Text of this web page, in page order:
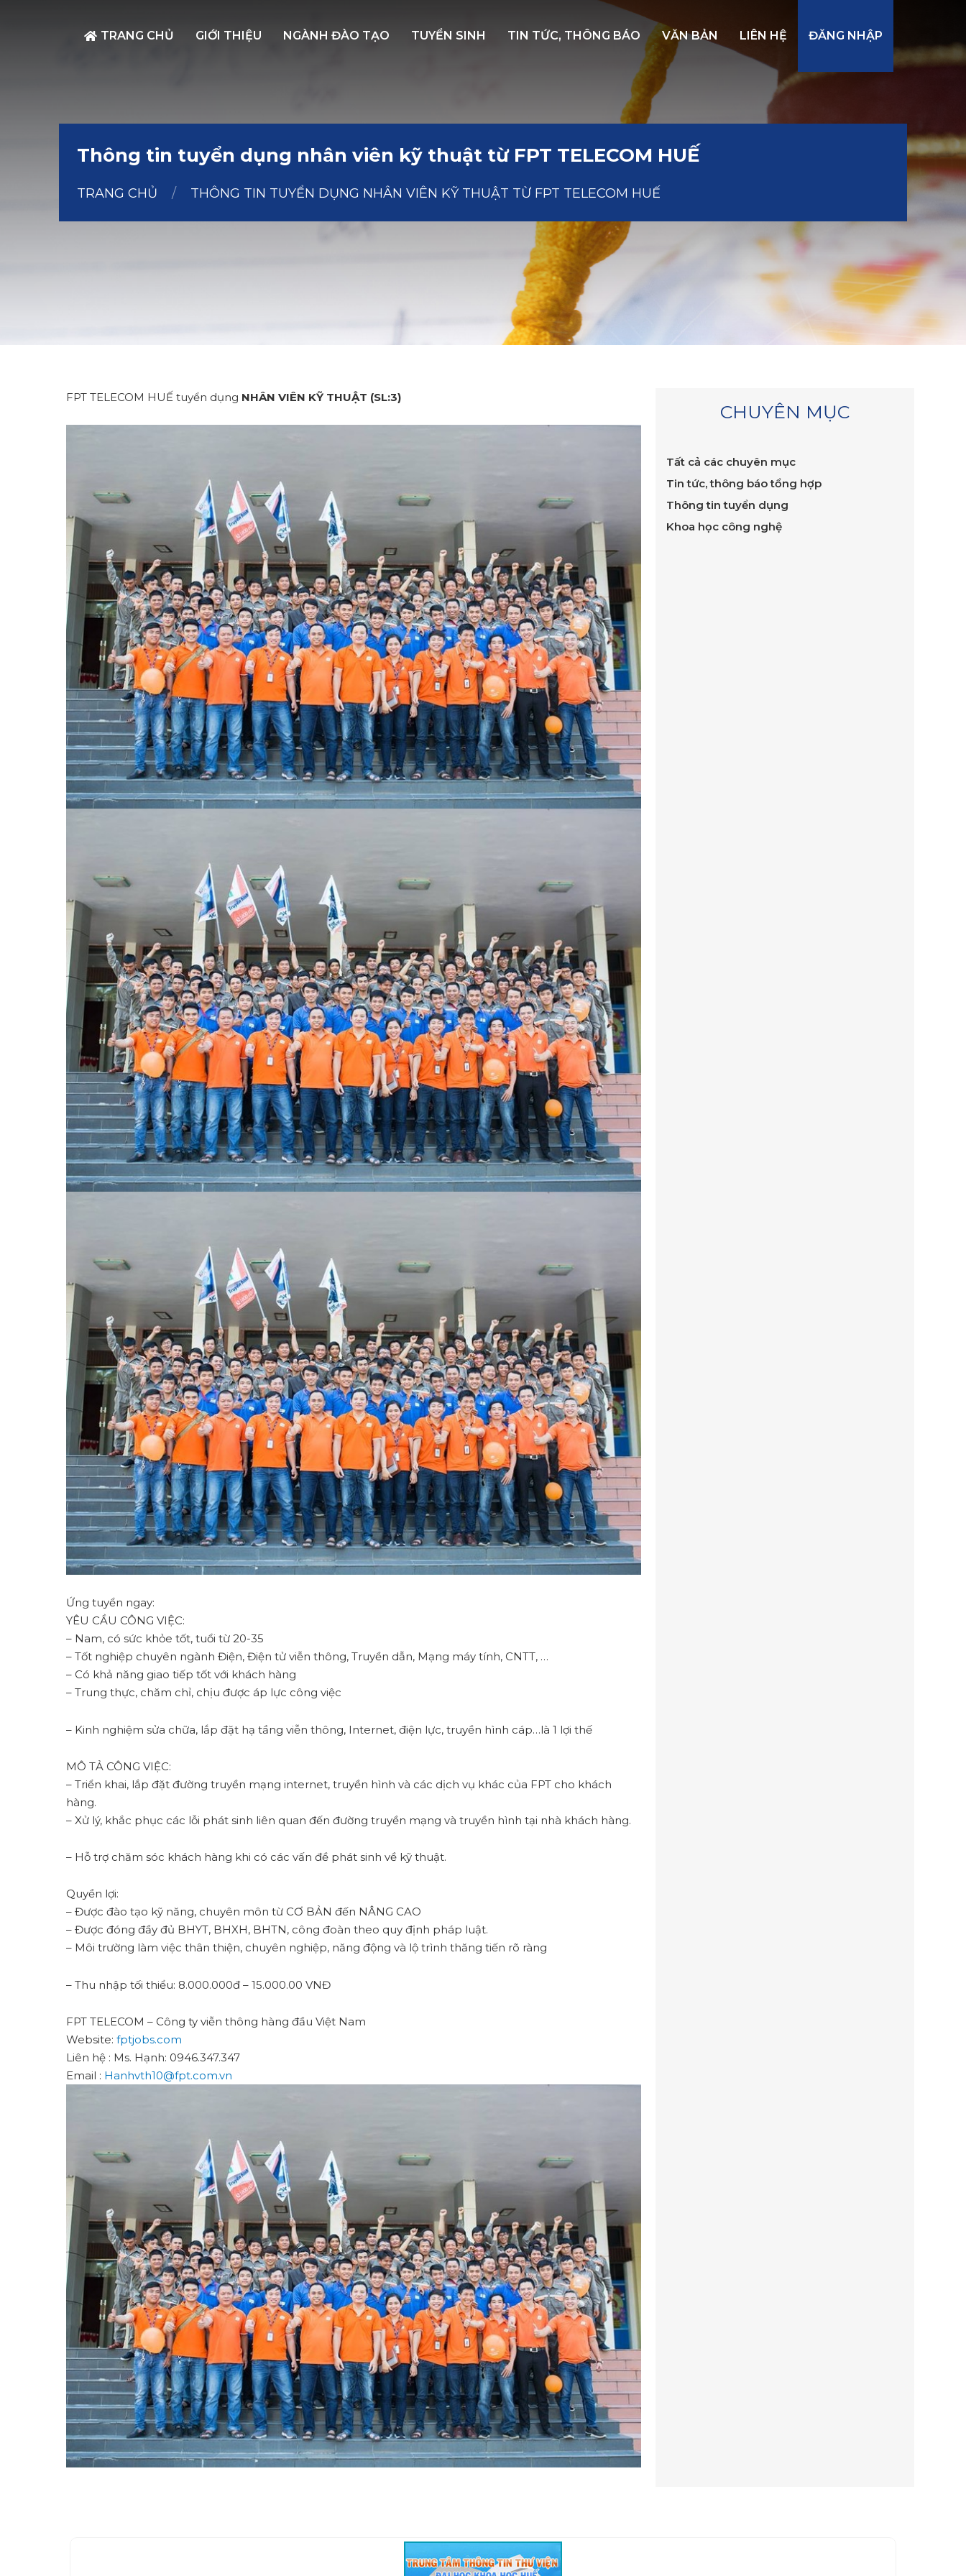
TRANG CHỦ GIỚI THIỆU NGÀNH ĐÀO TẠO TUYỂN SINH TIN TỨC, THÔNG BÁO VĂN BẢN LIÊN HỆ ĐĂNG NHẬP
Thông tin tuyển dụng nhân viên kỹ thuật từ FPT TELECOM HUẾ
TRANG CHỦ / THÔNG TIN TUYỂN DỤNG NHÂN VIÊN KỸ THUẬT TỪ FPT TELECOM HUẾ
FPT TELECOM HUẾ tuyển dụng NHÂN VIÊN KỸ THUẬT (SL:3)
Ứng tuyển ngay:
YÊU CẦU CÔNG VIỆC:
– Nam, có sức khỏe tốt, tuổi từ 20-35
– Tốt nghiệp chuyên ngành Điện, Điện tử viễn thông, Truyền dẫn, Mạng máy tính, CNTT, …
– Có khả năng giao tiếp tốt với khách hàng
– Trung thực, chăm chỉ, chịu được áp lực công việc
– Kinh nghiệm sửa chữa, lắp đặt hạ tầng viễn thông, Internet, điện lực, truyền hình cáp…là 1 lợi thế
MÔ TẢ CÔNG VIỆC:
– Triển khai, lắp đặt đường truyền mạng internet, truyền hình và các dịch vụ khác của FPT cho khách
hàng.
– Xử lý, khắc phục các lỗi phát sinh liên quan đến đường truyền mạng và truyền hình tại nhà khách hàng.
– Hỗ trợ chăm sóc khách hàng khi có các vấn đề phát sinh về kỹ thuật.
Quyền lợi:
– Được đào tạo kỹ năng, chuyên môn từ CƠ BẢN đến NÂNG CAO
– Được đóng đầy đủ BHYT, BHXH, BHTN, công đoàn theo quy định pháp luật.
– Môi trường làm việc thân thiện, chuyên nghiệp, năng động và lộ trình thăng tiến rõ ràng
– Thu nhập tối thiểu: 8.000.000đ – 15.000.00 VNĐ
FPT TELECOM – Công ty viễn thông hàng đầu Việt Nam
Website: fptjobs.com
Liên hệ : Ms. Hạnh: 0946.347.347
Email : Hanhvth10@fpt.com.vn
CHUYÊN MỤC
Tất cả các chuyên mục
Tin tức, thông báo tổng hợp
Thông tin tuyển dụng
Khoa học công nghệ